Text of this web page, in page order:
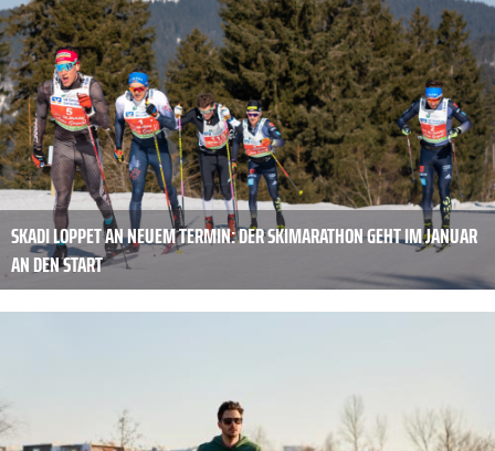
SKADI LOPPET AN NEUEM TERMIN: DER SKIMARATHON GEHT IM JANUAR
AN DEN START